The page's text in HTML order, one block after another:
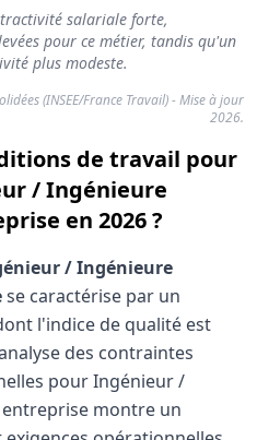
salariale forte,
pour ce métier, tandis qu'un
plus modeste.
(INSEE/France Travail) - Mise à jour
2026.
de travail pour
/ Ingénieure
en 2026 ?
/ Ingénieure
se caractérise par un
l'indice de qualité est
des contraintes
pour Ingénieur /
montre un